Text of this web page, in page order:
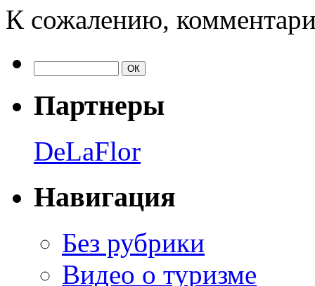
К сожалению,
Партнеры
DeLaFlor
Навигация
Без рубрики
Видео о туризме